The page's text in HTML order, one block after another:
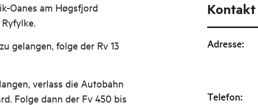
Oanes am Høgsfjord
gelangen, folge der Rv 13
verlass die Autobahn
Folge dann der Fv 450 bis
Kontakt
Adresse:
Telefon: